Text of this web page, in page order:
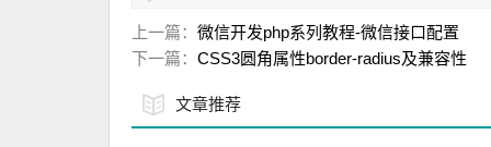
上一篇： 微信开发php系列教程-微信接口配置
下一篇： CSS3圆角属性border-radius及兼容性
文章推荐